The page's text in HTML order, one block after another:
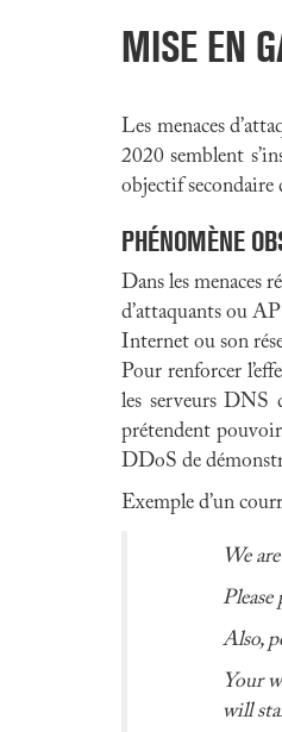
MISE EN
Les menaces
2020 semblent
objectif secondaire
PHÉNOMÈNE
Dans les menaces
d’attaquants ou
Internet ou son
Pour renforcer
les serveurs DNS
prétendent pouvoir
DDoS de
Exemple d’un
We
Also,
Your
will